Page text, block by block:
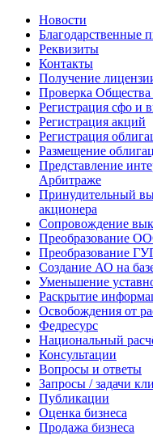
Новости
Благодарственные
Реквизиты
Контакты
Получение
Проверка
Регистрация сфо и
Регистрация акций
Регистрация
Размещение
Представление
Арбитраже
Принудительный
акционера
Сопровождение
Преобразование
Преобразование
Создание АО на
Уменьшение
Раскрытие
Освобождения от
Федресурс
Национальный
Консультации
Вопросы и ответы
Запросы / задачи
Публикации
Оценка бизнеса
Продажа бизнеса